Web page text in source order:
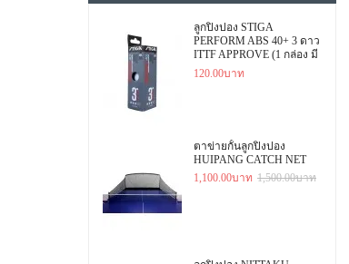
ลูกปิงปอง STIGA
PERFORM ABS 40+ 3 ดาว
ITTF APPROVE (1 กล่อง มี
3 ลูก)
120.00บาท
ตาข่ายกั้นลูกปิงปอง
HUIPANG CATCH NET
1,100.00บาท 1,500.00บาท